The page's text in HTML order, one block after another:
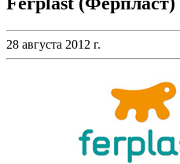
28 августа 2012 г.